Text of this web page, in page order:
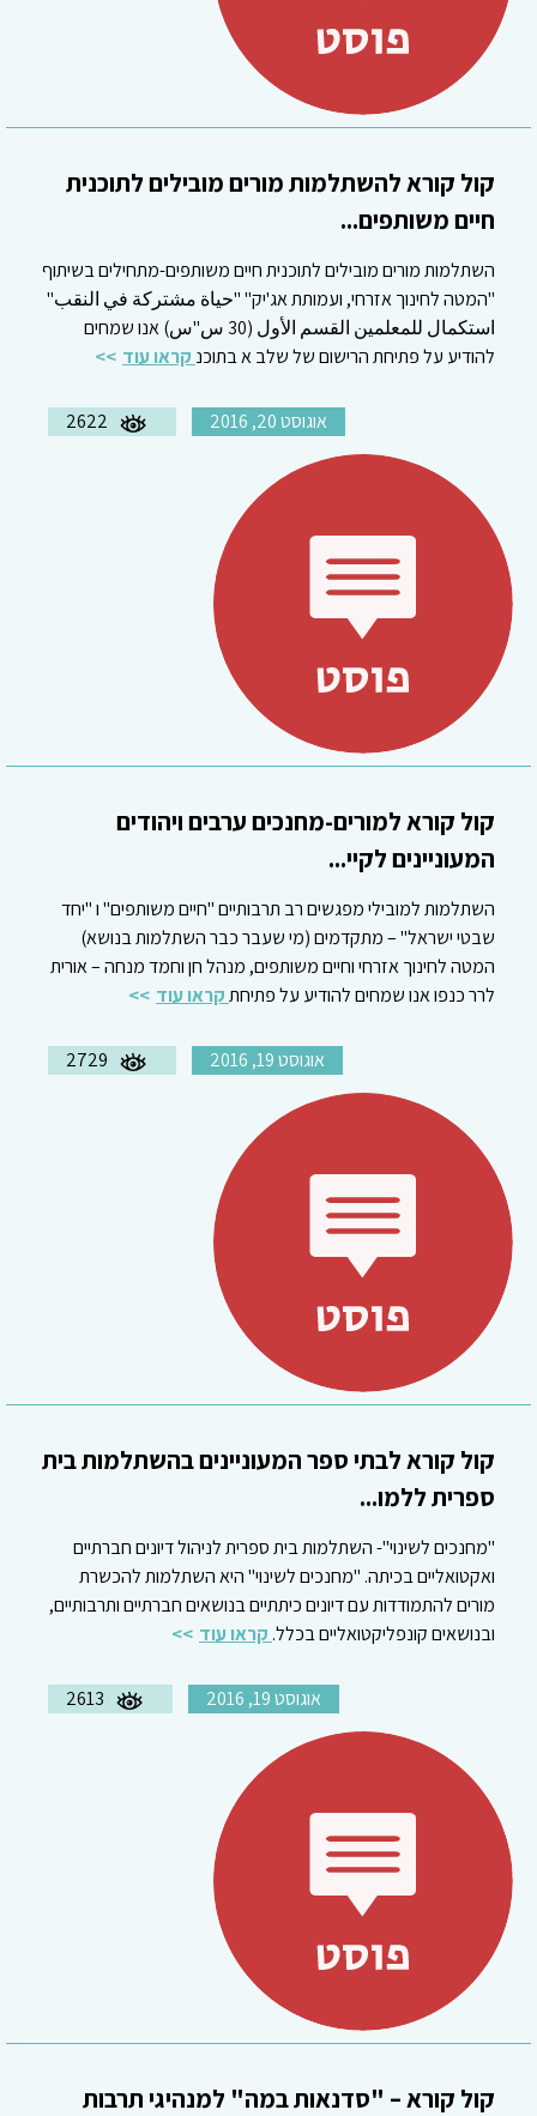
קול קורא להשתלמות מורים מובילים לתוכנית
חיים משותפים...
השתלמות מורים מובילים לתוכנית חיים משותפים-מתחילים בשיתוף
"המטה לחינוך אזרחי, ועמותת אג'יק" "حياة مشتركة في النقب"
استكمال للمعلمين القسم الأول (30 س"س) אנו שמחים
להודיע על פתיחת הרישום של שלב א בתוכנ קראו עוד
אוגוסט 20, 2016 2622
קול קורא למורים-מחנכים ערבים ויהודים
המעוניינים לקיי...
השתלמות למובילי מפגשים רב תרבותיים "חיים משותפים" ו "יחד
שבטי ישראל" – מתקדמים (מי שעבר כבר השתלמות בנושא)
המטה לחינוך אזרחי וחיים משותפים, מנהל חן וחמד מנחה – אורית
לרר כנפו אנו שמחים להודיע על פתיחתקראו עוד
אוגוסט 19, 2016 2729
קול קורא לבתי ספר המעוניינים בהשתלמות בית
ספרית ללמו...
"מחנכים לשינוי"- השתלמות בית ספרית לניהול דיונים חברתיים
ואקטואליים בכיתה. "מחנכים לשינוי" היא השתלמות להכשרת
מורים להתמודדות עם דיונים כיתתיים בנושאים חברתיים ותרבותיים,
ובנושאים קונפליקטואליים בכלל. קראו עוד
אוגוסט 19, 2016 2613
קול קורא – "סדנאות במה" למנהיגי תרבות